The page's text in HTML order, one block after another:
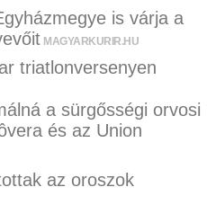
is várja a
MAGYARKURIR.HU
triatlonversenyen
a sürgősségi orvosi
és az Union
az oroszok